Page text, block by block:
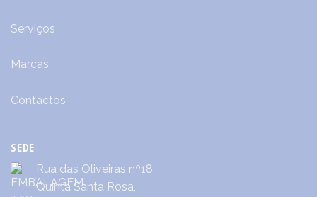
Serviços
Marcas
Contactos
SEDE
Rua das Oliveiras nº18,
Quinta Santa Rosa,